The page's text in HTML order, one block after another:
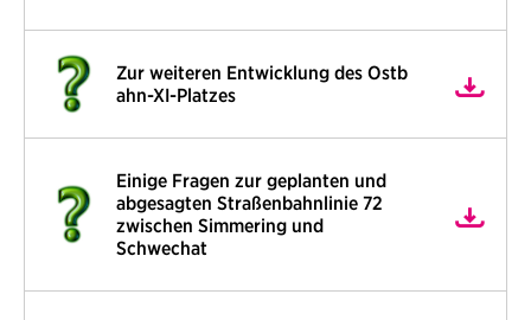
Zur weiteren Entwicklung des Ostb
ahn-XI-Platzes
Einige Fragen zur geplanten und
abgesagten Straßenbahnlinie 72
zwischen Simmering und
Schwechat